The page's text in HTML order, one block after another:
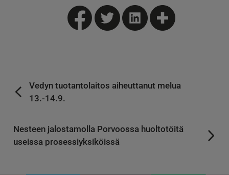
Vedyn tuotantolaitos aiheuttanut melua
13.-14.9.
Nesteen jalostamolla Porvoossa huoltotöitä
useissa prosessiyksiköissä